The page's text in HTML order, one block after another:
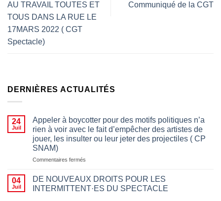
AU TRAVAIL TOUTES ET
TOUS DANS LA RUE LE
17MARS 2022 ( CGT
Spectacle)
Communiqué de la CGT
DERNIÈRES ACTUALITÉS
24
Juil
Appeler à boycotter pour des motifs politiques n’a
rien à voir avec le fait d’empêcher des artistes de
jouer, les insulter ou leur jeter des projectiles ( CP
SNAM)
Commentaires fermés
à
boycotter
pour
04
Juil
DE NOUVEAUX DROITS POUR LES
INTERMITTENT·ES DU SPECTACLE